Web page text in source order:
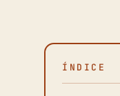
ÍNDICE